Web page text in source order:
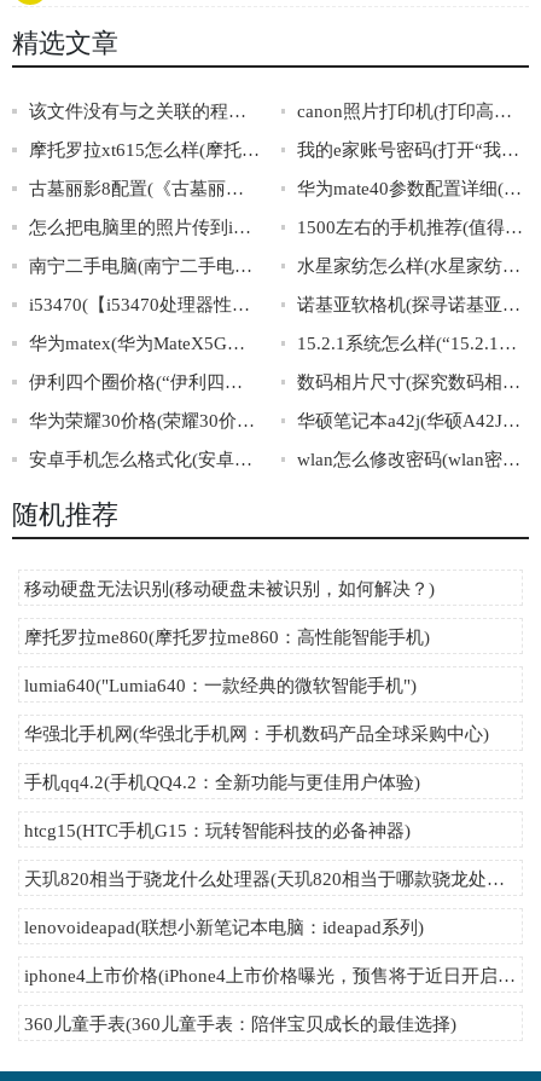
精选文章
该文件没有与之关联的程序来执行该操作(文件无关联程序：无法执行操作)
canon照片打印机(打印高清照片必备，Canon照片打印机推荐)
摩托罗拉xt615怎么样(摩托罗拉XT615的综合评价与使用感受)
我的e家账号密码(打开“我的e家账号密码”的正确方法)
古墓丽影8配置(《古墓丽影8》最低、推荐配置曝光！)
华为mate40参数配置详细(华为mate40详细参数配置)
怎么把电脑里的照片传到iphone里(电脑照片传iPhone方法大全！)
1500左右的手机推荐(值得购买的性价比高的1500元左右手机推荐)
南宁二手电脑(南宁二手电脑市场，轻松找到高性价比的二手笔记本、台式机、配件等！)
水星家纺怎么样(水星家纺口碑怎么样？)
i53470(【i53470处理器性能评测及对比分析】)
诺基亚软格机(探寻诺基亚软格机：传奇历程与未来前景)
华为matex(华为MateX5G手机震撼问世，弯折屏幕开启新视界！)
15.2.1系统怎么样(“15.2.1系统评测与使用分享”)
伊利四个圈价格(“伊利四圈价格”揭秘！)
数码相片尺寸(探究数码相片尺寸的重要性与应用)
华为荣耀30价格(荣耀30价格公布！)
华硕笔记本a42j(华硕A42J笔记本：配置详解及优缺点评析)
安卓手机怎么格式化(安卓手机的格式化操作步骤)
wlan怎么修改密码(wlan密码修改教程，实用易懂！)
随机推荐
移动硬盘无法识别(移动硬盘未被识别，如何解决？)
摩托罗拉me860(摩托罗拉me860：高性能智能手机)
lumia640("Lumia640：一款经典的微软智能手机")
华强北手机网(华强北手机网：手机数码产品全球采购中心)
手机qq4.2(手机QQ4.2：全新功能与更佳用户体验)
htcg15(HTC手机G15：玩转智能科技的必备神器)
天玑820相当于骁龙什么处理器(天玑820相当于哪款骁龙处理器？)
lenovoideapad(联想小新笔记本电脑：ideapad系列)
iphone4上市价格(iPhone4上市价格曝光，预售将于近日开启！)
360儿童手表(360儿童手表：陪伴宝贝成长的最佳选择)